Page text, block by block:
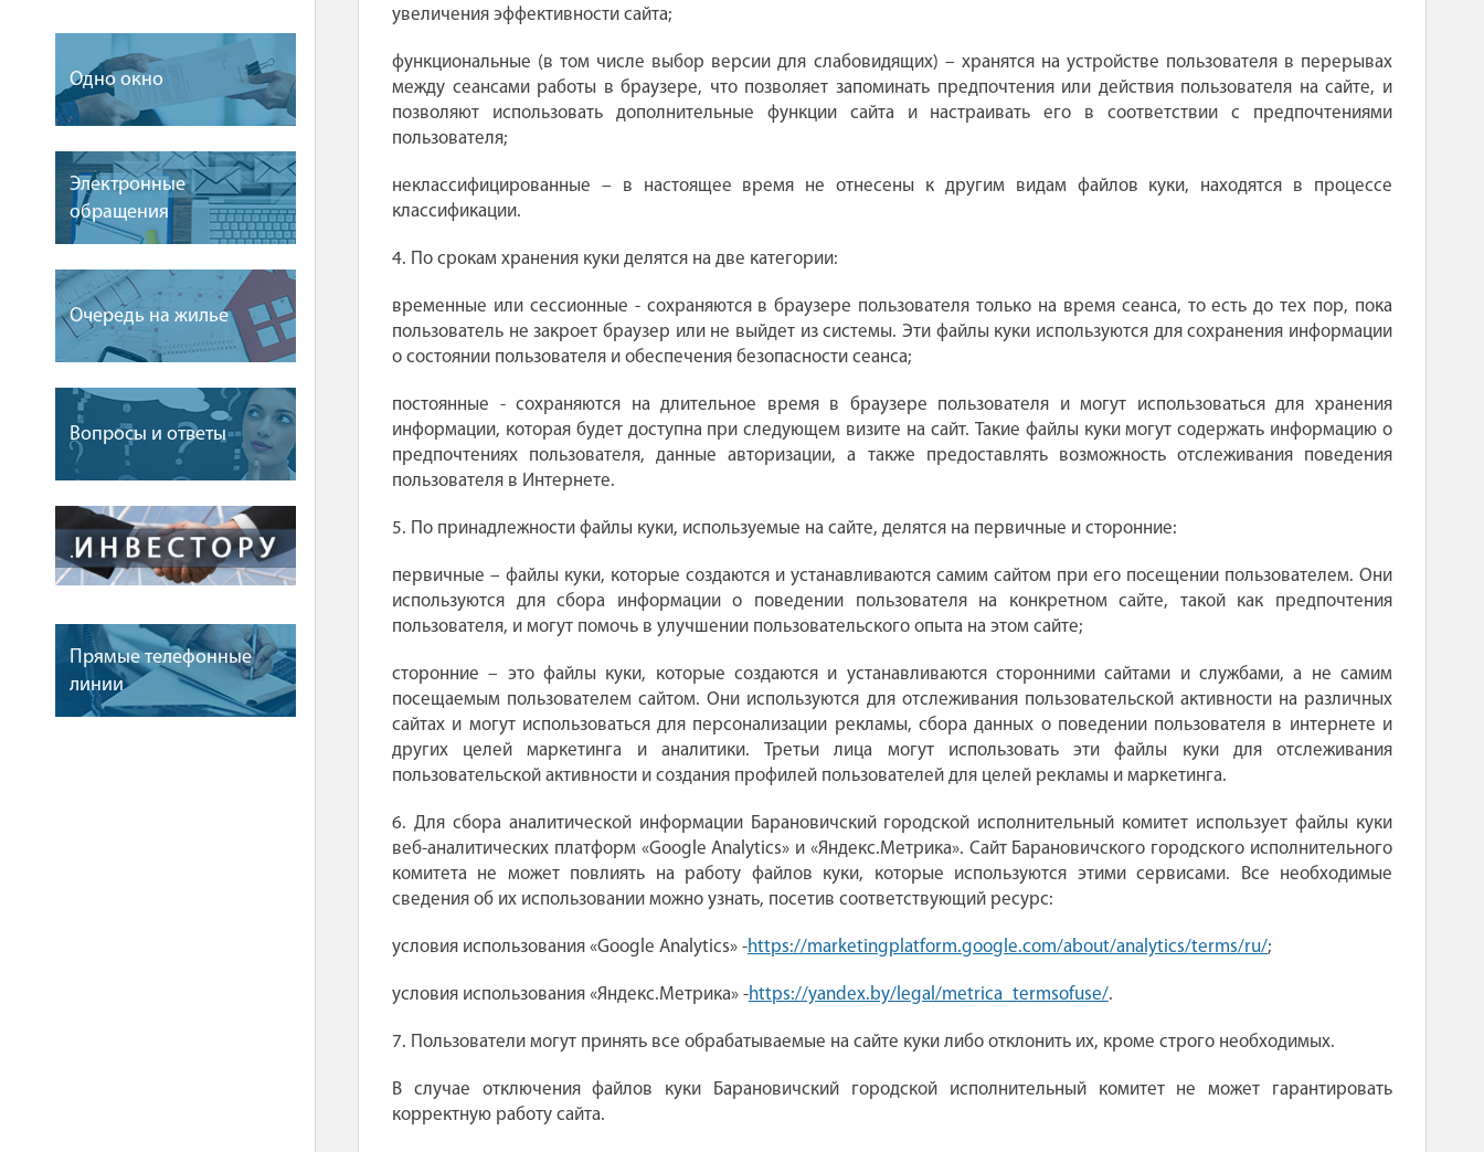
Одно окно
Электронные
обращения
Очередь на жилье
Вопросы и ответы
.
Прямые телефонные
линии
увеличения эффективности сайта;
функциональные (в том числе выбор версии для слабовидящих) – хранятся на устройстве пользователя в перерывах
между сеансами работы в браузере, что позволяет запоминать предпочтения или действия пользователя на сайте, и
позволяют использовать дополнительные функции сайта и настраивать его в соответствии с предпочтениями
пользователя;
неклассифицированные – в настоящее время не отнесены к другим видам файлов куки, находятся в процессе
классификации.
4. По срокам хранения куки делятся на две категории:
временные или сессионные - сохраняются в браузере пользователя только на время сеанса, то есть до тех пор, пока
пользователь не закроет браузер или не выйдет из системы. Эти файлы куки используются для сохранения информации
о состоянии пользователя и обеспечения безопасности сеанса;
постоянные - сохраняются на длительное время в браузере пользователя и могут использоваться для хранения
информации, которая будет доступна при следующем визите на сайт. Такие файлы куки могут содержать информацию о
предпочтениях пользователя, данные авторизации, а также предоставлять возможность отслеживания поведения
пользователя в Интернете.
5. По принадлежности файлы куки, используемые на сайте, делятся на первичные и сторонние:
первичные – файлы куки, которые создаются и устанавливаются самим сайтом при его посещении пользователем. Они
используются для сбора информации о поведении пользователя на конкретном сайте, такой как предпочтения
пользователя, и могут помочь в улучшении пользовательского опыта на этом сайте;
сторонние – это файлы куки, которые создаются и устанавливаются сторонними сайтами и службами, а не самим
посещаемым пользователем сайтом. Они используются для отслеживания пользовательской активности на различных
сайтах и могут использоваться для персонализации рекламы, сбора данных о поведении пользователя в интернете и
других целей маркетинга и аналитики. Третьи лица могут использовать эти файлы куки для отслеживания
пользовательской активности и создания профилей пользователей для целей рекламы и маркетинга.
6. Для сбора аналитической информации Барановичский городской исполнительный комитет использует файлы куки
веб-аналитических платформ «Google Analytics» и «Яндекс.Метрика». Сайт Барановичского городского исполнительного
комитета не может повлиять на работу файлов куки, которые используются этими сервисами. Все необходимые
сведения об их использовании можно узнать, посетив соответствующий ресурс:
условия использования «Google Analytics» -https://marketingplatform.google.com/about/analytics/terms/ru/;
условия использования «Яндекс.Метрика» -https://yandex.by/legal/metrica_termsofuse/.
7. Пользователи могут принять все обрабатываемые на сайте куки либо отклонить их, кроме строго необходимых.
В случае отключения файлов куки Барановичский городской исполнительный комитет не может гарантировать
корректную работу сайта.